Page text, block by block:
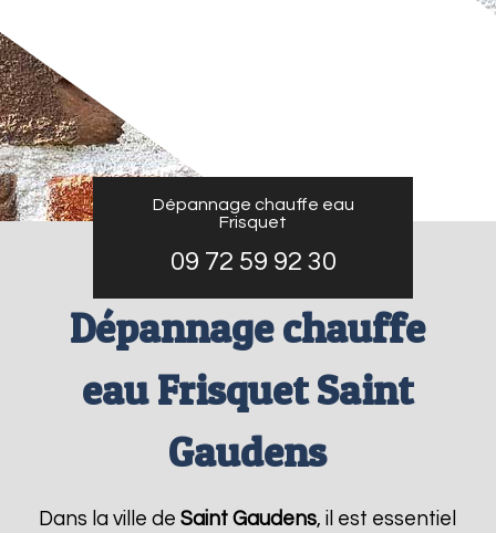
Dépannage chauffe eau
Frisquet
09 72 59 92 30
Dépannage chauffe
eau Frisquet Saint
Gaudens
Dans la ville deSaint Gaudens, il est essentiel